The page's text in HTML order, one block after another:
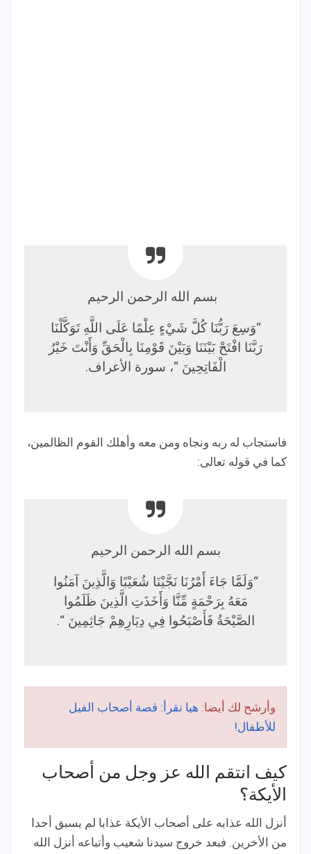
بسم الله الرحمن الرحيم
“وَسِعَ رَبُّنَا كُلَّ شَيْءٍ عِلْمًا عَلَى اللَّهِ تَوَكَّلْنَا
رَبَّنَا افْتَحْ بَيْنَنَا وَبَيْنَ قَوْمِنَا بِالْحَقِّ وَأَنْتَ خَيْرُ
الْفَاتِحِينَ “، سورة الأعراف.
فاستجاب له ربه ونجاه ومن معه وأهلك القوم الظالمين،
كما في قوله تعالى:
بسم الله الرحمن الرحيم
“وَلَمَّا جَاءَ أَمْرُنَا نَجَّيْنَا شُعَيْبًا وَالَّذِينَ آمَنُوا
مَعَهُ بِرَحْمَةٍ مِّنَّا وَأَخَذَتِ الَّذِينَ ظَلَمُوا
الصَّيْحَةُ فَأَصْبَحُوا فِي دِيَارِهِمْ جَاثِمِينَ “.
وأرشح لك أيضا: هيا نقرأ: قصة أصحاب الفيل
للأطفال!
كيف انتقم الله عز وجل من أصحاب
الأيكة؟
أنزل الله عذابه على أصحاب الأيكة عذابا لم يسبق أحدا
من الأخرين. فبعد خروج سيدنا شعيب وأتباعه أنزل الله